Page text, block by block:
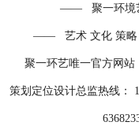
—— 聚一环
—— 艺术 文化 策
聚一环艺唯一官方网站
策划定位设计总监热线：